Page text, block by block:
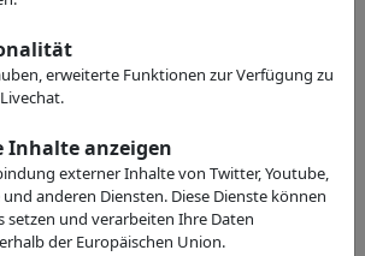
über den
Vorteile einer
10:00
erweiterte Funktionen zur Verfügung zu
Inhalte anzeigen
externer Inhalte von Twitter, Youtube,
anderen Diensten. Diese Dienste können
setzen und verarbeiten Ihre Daten
der Europäischen Union.